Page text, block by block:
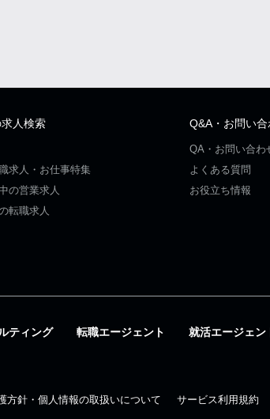
人検索
求人・お仕事特集
の営業求人
転職求人
Q&A・お問い
QA・お問い合わ
よくある質問
お役立ち情報
ティング 転職エージェント 就活エージェン
方針・個人情報の取扱いについて サービス利用規約